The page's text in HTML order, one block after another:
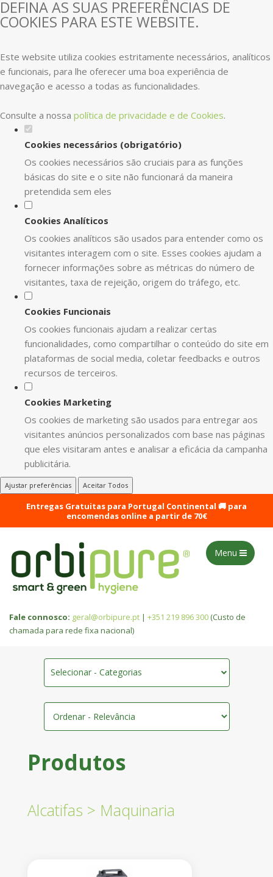
DEFINA AS SUAS PREFERÊNCIAS DE
COOKIES PARA ESTE WEBSITE.
Este website utiliza cookies estritamente necessários, analíticos
e funcionais, para lhe oferecer uma boa experiência de
navegação e acesso a todas as funcionalidades.
Consulte a nossa política de privacidade e de Cookies.
Cookies necessários (obrigatório)
Os cookies necessários são cruciais para as funções
básicas do site e o site não funcionará da maneira
pretendida sem eles
Cookies Analíticos
Os cookies analíticos são usados para entender como os
visitantes interagem com o site. Esses cookies ajudam a
fornecer informações sobre as métricas do número de
visitantes, taxa de rejeição, origem do tráfego, etc.
Cookies Funcionais
Os cookies funcionais ajudam a realizar certas
funcionalidades, como compartilhar o conteúdo do site em
plataformas de social media, coletar feedbacks e outros
recursos de terceiros.
Cookies Marketing
Os cookies de marketing são usados para entregar aos
visitantes anúncios personalizados com base nas páginas
que eles visitaram antes e analisar a eficácia da campanha
publicitária.
Ajustar preferências Aceitar Todos
Entregas Gratuitas para Portugal Continental 🚚 para
encomendas online a partir de 70€
Menu
Fale connosco: geral@orbipure.pt | +351 219 896 300 (Custo de
chamada para rede fixa nacional)
Selecionar - Categorias
Produtos
Alcatifas > Maquinaria